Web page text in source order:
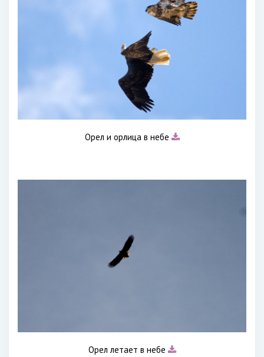
Орел и орлица в небе
Орел летает в небе